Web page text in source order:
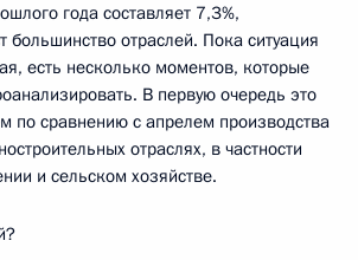
года составляет 7,3%,
большинство отраслей. Пока ситуация
есть несколько моментов, которые
В первую очередь это
по сравнению с апрелем производства
отраслях, в частности
и сельском хозяйстве.